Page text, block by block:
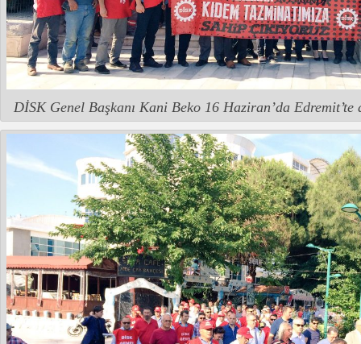
DİSK Genel Başkanı Kani Beko 16 Haziran’da Edremit’te